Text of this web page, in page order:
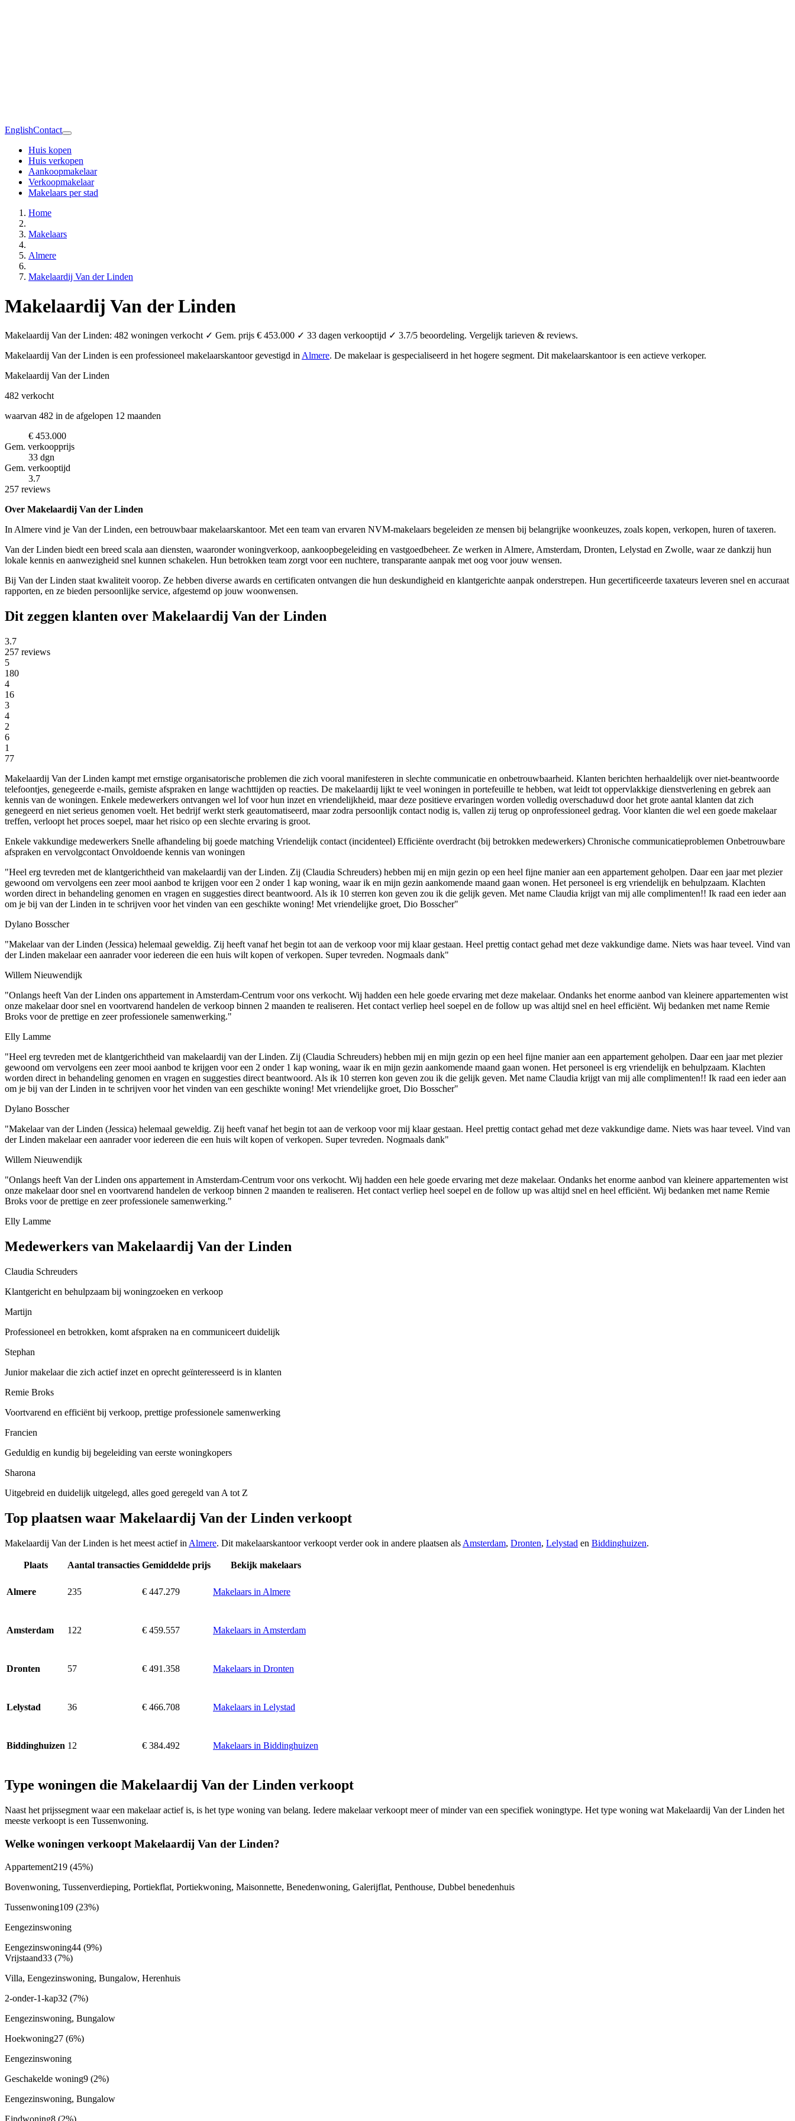
EnglishContact
Huis kopen
Huis verkopen
Aankoopmakelaar
Verkoopmakelaar
Makelaars per stad
Home
Makelaars
Almere
Makelaardij Van der Linden
Makelaardij Van der Linden
Makelaardij Van der Linden: 482 woningen verkocht ✓ Gem. prijs € 453.000 ✓ 33 dagen verkooptijd ✓ 3.7/5 beoordeling. Vergelijk tarieven & reviews.
Makelaardij Van der Linden is een professioneel makelaarskantoor gevestigd in Almere. De makelaar is gespecialiseerd in het hogere segment. Dit makelaarskantoor is een actieve verkoper.
Makelaardij Van der Linden
482 verkocht
waarvan 482 in de afgelopen 12 maanden
€ 453.000
Gem. verkoopprijs
33 dgn
Gem. verkooptijd
3.7
257 reviews
Over Makelaardij Van der Linden
In Almere vind je Van der Linden, een betrouwbaar makelaarskantoor. Met een team van ervaren NVM-makelaars begeleiden ze mensen bij belangrijke woonkeuzes, zoals kopen, verkopen, huren of taxeren.
Van der Linden biedt een breed scala aan diensten, waaronder woningverkoop, aankoopbegeleiding en vastgoedbeheer. Ze werken in Almere, Amsterdam, Dronten, Lelystad en Zwolle, waar ze dankzij hun
lokale kennis en aanwezigheid snel kunnen schakelen. Hun betrokken team zorgt voor een nuchtere, transparante aanpak met oog voor jouw wensen.
Bij Van der Linden staat kwaliteit voorop. Ze hebben diverse awards en certificaten ontvangen die hun deskundigheid en klantgerichte aanpak onderstrepen. Hun gecertificeerde taxateurs leveren snel en accuraat
rapporten, en ze bieden persoonlijke service, afgestemd op jouw woonwensen.
Dit zeggen klanten over Makelaardij Van der Linden
3.7
257 reviews
5
180
4
16
3
4
2
6
1
77
Makelaardij Van der Linden kampt met ernstige organisatorische problemen die zich vooral manifesteren in slechte communicatie en onbetrouwbaarheid. Klanten berichten herhaaldelijk over niet-beantwoorde
telefoontjes, genegeerde e-mails, gemiste afspraken en lange wachttijden op reacties. De makelaardij lijkt te veel woningen in portefeuille te hebben, wat leidt tot oppervlakkige dienstverlening en gebrek aan
kennis van de woningen. Enkele medewerkers ontvangen wel lof voor hun inzet en vriendelijkheid, maar deze positieve ervaringen worden volledig overschaduwd door het grote aantal klanten dat zich
genegeerd en niet serieus genomen voelt. Het bedrijf werkt sterk geautomatiseerd, maar zodra persoonlijk contact nodig is, vallen zij terug op onprofessioneel gedrag. Voor klanten die wel een goede makelaar
treffen, verloopt het proces soepel, maar het risico op een slechte ervaring is groot.
Enkele vakkundige medewerkers Snelle afhandeling bij goede matching Vriendelijk contact (incidenteel) Efficiënte overdracht (bij betrokken medewerkers) Chronische communicatieproblemen Onbetrouwbare
afspraken en vervolgcontact Onvoldoende kennis van woningen
"Heel erg tevreden met de klantgerichtheid van makelaardij van der Linden. Zij (Claudia Schreuders) hebben mij en mijn gezin op een heel fijne manier aan een appartement geholpen. Daar een jaar met plezier
gewoond om vervolgens een zeer mooi aanbod te krijgen voor een 2 onder 1 kap woning, waar ik en mijn gezin aankomende maand gaan wonen. Het personeel is erg vriendelijk en behulpzaam. Klachten
worden direct in behandeling genomen en vragen en suggesties direct beantwoord. Als ik 10 sterren kon geven zou ik die gelijk geven. Met name Claudia krijgt van mij alle complimenten!! Ik raad een ieder aan
om je bij van der Linden in te schrijven voor het vinden van een geschikte woning! Met vriendelijke groet, Dio Bosscher"
Dylano Bosscher
"Makelaar van der Linden (Jessica) helemaal geweldig. Zij heeft vanaf het begin tot aan de verkoop voor mij klaar gestaan. Heel prettig contact gehad met deze vakkundige dame. Niets was haar teveel. Vind van
der Linden makelaar een aanrader voor iedereen die een huis wilt kopen of verkopen. Super tevreden. Nogmaals dank"
Willem Nieuwendijk
"Onlangs heeft Van der Linden ons appartement in Amsterdam-Centrum voor ons verkocht. Wij hadden een hele goede ervaring met deze makelaar. Ondanks het enorme aanbod van kleinere appartementen wist
onze makelaar door snel en voortvarend handelen de verkoop binnen 2 maanden te realiseren. Het contact verliep heel soepel en de follow up was altijd snel en heel efficiënt. Wij bedanken met name Remie
Broks voor de prettige en zeer professionele samenwerking."
Elly Lamme
"Heel erg tevreden met de klantgerichtheid van makelaardij van der Linden. Zij (Claudia Schreuders) hebben mij en mijn gezin op een heel fijne manier aan een appartement geholpen. Daar een jaar met plezier
gewoond om vervolgens een zeer mooi aanbod te krijgen voor een 2 onder 1 kap woning, waar ik en mijn gezin aankomende maand gaan wonen. Het personeel is erg vriendelijk en behulpzaam. Klachten
worden direct in behandeling genomen en vragen en suggesties direct beantwoord. Als ik 10 sterren kon geven zou ik die gelijk geven. Met name Claudia krijgt van mij alle complimenten!! Ik raad een ieder aan
om je bij van der Linden in te schrijven voor het vinden van een geschikte woning! Met vriendelijke groet, Dio Bosscher"
Dylano Bosscher
"Makelaar van der Linden (Jessica) helemaal geweldig. Zij heeft vanaf het begin tot aan de verkoop voor mij klaar gestaan. Heel prettig contact gehad met deze vakkundige dame. Niets was haar teveel. Vind van
der Linden makelaar een aanrader voor iedereen die een huis wilt kopen of verkopen. Super tevreden. Nogmaals dank"
Willem Nieuwendijk
"Onlangs heeft Van der Linden ons appartement in Amsterdam-Centrum voor ons verkocht. Wij hadden een hele goede ervaring met deze makelaar. Ondanks het enorme aanbod van kleinere appartementen wist
onze makelaar door snel en voortvarend handelen de verkoop binnen 2 maanden te realiseren. Het contact verliep heel soepel en de follow up was altijd snel en heel efficiënt. Wij bedanken met name Remie
Broks voor de prettige en zeer professionele samenwerking."
Elly Lamme
Medewerkers van Makelaardij Van der Linden
Claudia Schreuders
Klantgericht en behulpzaam bij woningzoeken en verkoop
Martijn
Professioneel en betrokken, komt afspraken na en communiceert duidelijk
Stephan
Junior makelaar die zich actief inzet en oprecht geïnteresseerd is in klanten
Remie Broks
Voortvarend en efficiënt bij verkoop, prettige professionele samenwerking
Francien
Geduldig en kundig bij begeleiding van eerste woningkopers
Sharona
Uitgebreid en duidelijk uitgelegd, alles goed geregeld van A tot Z
Top plaatsen waar Makelaardij Van der Linden verkoopt
Makelaardij Van der Linden is het meest actief in Almere. Dit makelaarskantoor verkoopt verder ook in andere plaatsen als Amsterdam, Dronten, Lelystad en Biddinghuizen.
Plaats Aantal transacties Gemiddelde prijs Bekijk makelaars
Almere 235 € 447.279 Makelaars in Almere
Amsterdam 122 € 459.557 Makelaars in Amsterdam
Dronten 57 € 491.358 Makelaars in Dronten
Lelystad 36 € 466.708 Makelaars in Lelystad
Biddinghuizen 12 € 384.492 Makelaars in Biddinghuizen
Type woningen die Makelaardij Van der Linden verkoopt
Naast het prijssegment waar een makelaar actief is, is het type woning van belang. Iedere makelaar verkoopt meer of minder van een specifiek woningtype. Het type woning wat Makelaardij Van der Linden het
meeste verkoopt is een Tussenwoning.
Welke woningen verkoopt Makelaardij Van der Linden?
Appartement219 (45%)
Bovenwoning, Tussenverdieping, Portiekflat, Portiekwoning, Maisonnette, Benedenwoning, Galerijflat, Penthouse, Dubbel benedenhuis
Tussenwoning109 (23%)
Eengezinswoning
Eengezinswoning44 (9%)
Vrijstaand33 (7%)
Villa, Eengezinswoning, Bungalow, Herenhuis
2-onder-1-kap32 (7%)
Eengezinswoning, Bungalow
Hoekwoning27 (6%)
Eengezinswoning
Geschakelde woning9 (2%)
Eengezinswoning, Bungalow
Eindwoning8 (2%)